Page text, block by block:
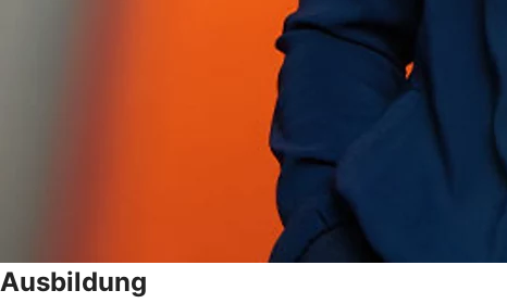
Ausbildung